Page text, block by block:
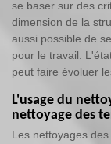
se baser sur des
dimension de la
aussi possible de
pour le travail.
peut faire évoluer
L'usage du
nettoyage des
Les nettoyages